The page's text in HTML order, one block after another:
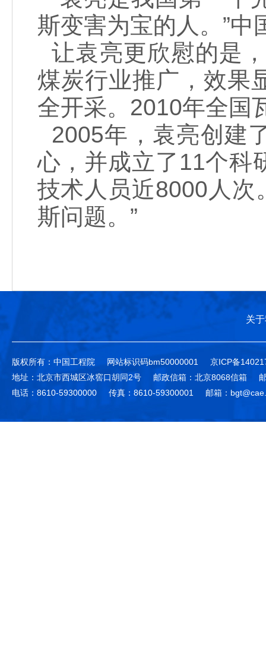
斯变害为宝的人。”
让袁亮更欣慰的是
煤炭行业推广，效果
全开采。2010年全国
2005年，袁亮创建
心，并成立了11个科
技术人员近8000人次
斯问题。”
关
版权所有：中国工程院 网站标识码bm50000001
京ICP备
地址：北京市西城区冰窖口胡同2号
邮政信箱：北京8068信箱
电话：8610-59300000
传真：8610-59300001 邮箱：